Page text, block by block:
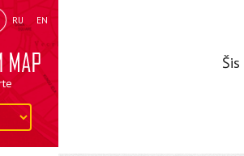
RU EN